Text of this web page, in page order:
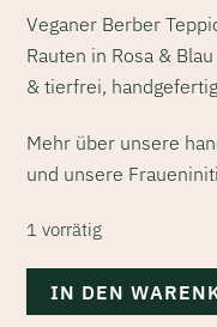
Veganer Berber
Rauten in Rosa &
& tierfrei,
Mehr über unsere
und unsere
1 vorrätig
Veganer
Berber
IN DEN